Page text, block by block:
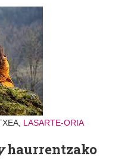
LASARTE-ORIA
haurrentzako